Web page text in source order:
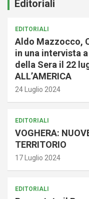
Editoriali
EDITORIALI
Aldo Mazzocco,
in una intervista
della Sera il 22
ALL’AMERICA
24 Luglio 2024
EDITORIALI
VOGHERA:
TERRITORIO
17 Luglio 2024
EDITORIALI